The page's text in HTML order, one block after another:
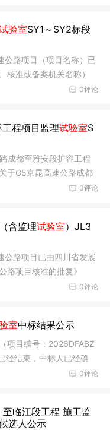
验室SY1～SY2标段
公路项目（项目名称）已
核准或备案机关名称）
0评论
程项目监理试验室S
成都至雅安段扩容工程
于G5京昆高速公路成都
0评论
含监理试验室）JL3
公路项目已由四川省发展
路项目核准的批复》
0评论
室中标结果公示
项目编号：2026DFABZ
结束，中标人已经确
0评论
临江段工程 施工监
选人公示